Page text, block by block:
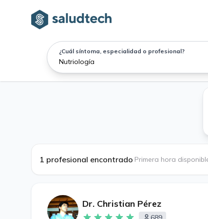
¿Cuál síntoma, especialidad o profesional?
1 profesional encontrado Primera hora
Dr. Christian Pérez